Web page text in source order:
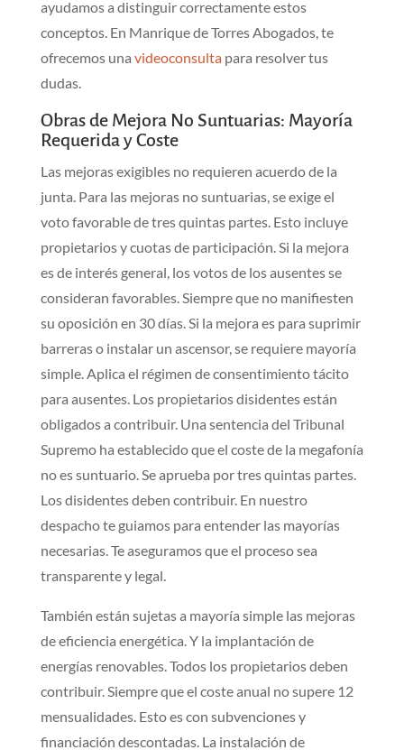
ayudamos a distinguir correctamente estos
conceptos. En Manrique de Torres Abogados, te
ofrecemos una videoconsultapara resolver tus
dudas.
Obras de Mejora No Suntuarias: Mayoría
Requerida y Coste
Las mejoras exigibles no requieren acuerdo de la
junta. Para las mejoras no suntuarias, se exige el
voto favorable de tres quintas partes. Esto incluye
propietarios y cuotas de participación. Si la mejora
es de interés general, los votos de los ausentes se
consideran favorables. Siempre que no manifiesten
su oposición en 30 días. Si la mejora es para suprimir
barreras o instalar un ascensor, se requiere mayoría
simple. Aplica el régimen de consentimiento tácito
para ausentes. Los propietarios disidentes están
obligados a contribuir. Una sentencia del Tribunal
Supremo ha establecido que el coste de la megafonía
no es suntuario. Se aprueba por tres quintas partes.
Los disidentes deben contribuir. En nuestro
despacho te guiamos para entender las mayorías
necesarias. Te aseguramos que el proceso sea
transparente y legal.
También están sujetas a mayoría simple las mejoras
de eficiencia energética. Y la implantación de
energías renovables. Todos los propietarios deben
contribuir. Siempre que el coste anual no supere 12
mensualidades. Esto es con subvenciones y
financiación descontadas. La instalación de